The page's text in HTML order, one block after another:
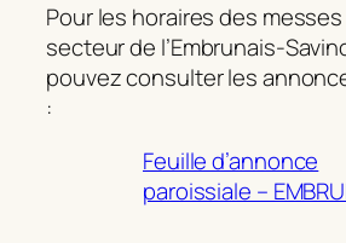
Pour les horaires des
secteur de l’Embrunais-
pouvez consulter les
:
Feuille d’annonce
paroissiale –